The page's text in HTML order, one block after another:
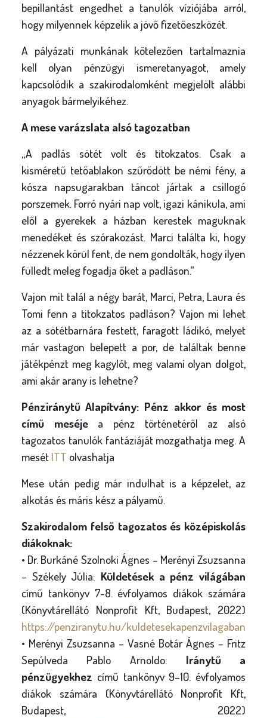
bepillantást engedhet a tanulók víziójába arról,
hogy milyennek képzelik a jövő fizetőeszközét.
A pályázati munkának kötelezően tartalmaznia
kell olyan pénzügyi ismeretanyagot, amely
kapcsolódik a szakirodalomként megjelölt alábbi
anyagok bármelyikéhez.
A mese varázslata alsó tagozatban
„A padlás sötét volt és titokzatos. Csak a
kisméretű tetőablakon szűrődött be némi fény, a
kósza napsugarakban táncot jártak a csillogó
porszemek. Forró nyári nap volt, igazi kánikula, ami
elől a gyerekek a házban kerestek maguknak
menedéket és szórakozást. Marci találta ki, hogy
nézzenek körül fent, de nem gondolták, hogy ilyen
fülledt meleg fogadja őket a padláson.”
Vajon mit talál a négy barát, Marci, Petra, Laura és
Tomi fenn a titokzatos padláson? Vajon mi lehet
az a sötétbarnára festett, faragott ládikó, melyet
már vastagon belepett a por, de találtak benne
játékpénzt meg kagylót, meg valami olyan dolgot,
ami akár arany is lehetne?
Pénziránytű Alapítvány: Pénz akkor és most
című meséje a pénz történetéről az alsó
tagozatos tanulók fantáziáját mozgathatja meg. A
mesét ITT olvashatja
Mese után pedig már indulhat is a képzelet, az
alkotás és máris kész a pályamű.
Szakirodalom felső tagozatos és középiskolás
diákoknak:
• Dr. Burkáné Szolnoki Ágnes – Merényi Zsuzsanna
– Székely Júlia: Küldetések a pénz világában
című tankönyv 7-8. évfolyamos diákok számára
(Könyvtárellátó Nonprofit Kft, Budapest, 2022)
https://penziranytu.hu/kuldetesekapenzvilagaban
• Merényi Zsuzsanna – Vasné Botár Ágnes – Fritz
Sepúlveda Pablo Arnoldo: Iránytű a
pénzügyekhez című tankönyv 9–10. évfolyamos
diákok számára (Könyvtárellátó Nonprofit Kft,
Budapest, 2022)